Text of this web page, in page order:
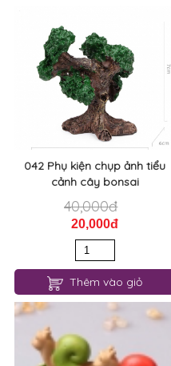
042 Phụ kiện chụp ảnh tiểu
cảnh cây bonsai
40,000đ
20,000đ
Thêm vào giỏ